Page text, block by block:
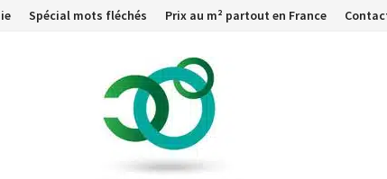
Spécial mots fléchés Prix au m² partout en France